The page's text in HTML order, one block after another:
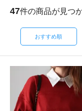
47件の商品が見つ
おすすめ順